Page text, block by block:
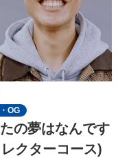
OG
の夢はなんです
クターコース)